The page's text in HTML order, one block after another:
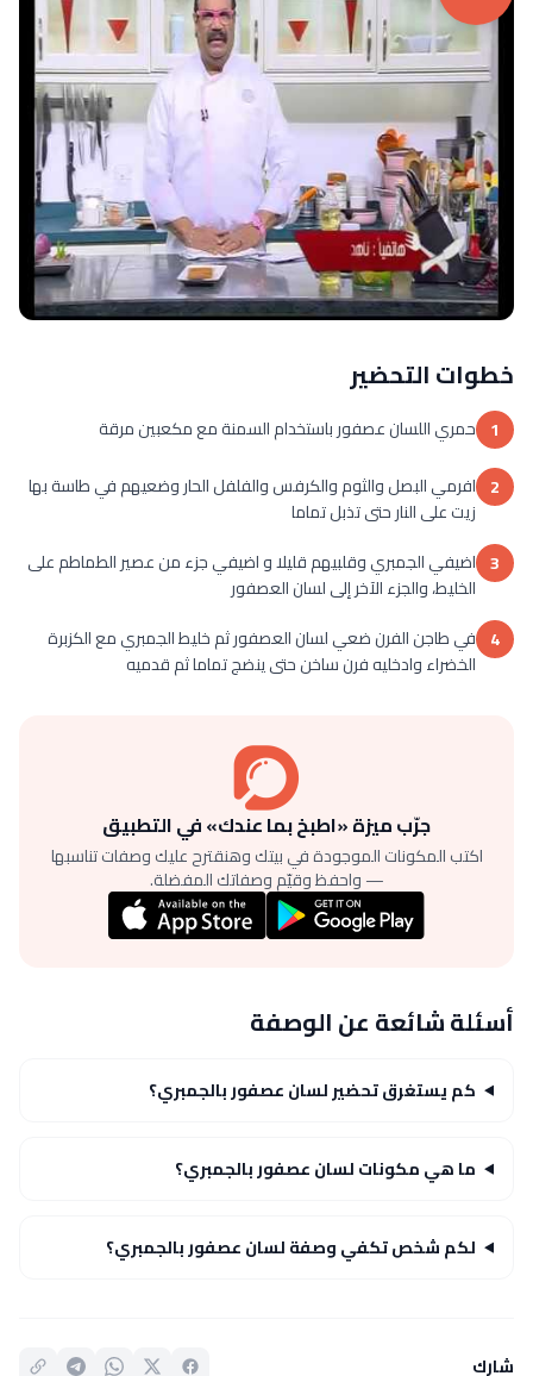
خطوات التحضير
1 حمري اللسان عصفور باستخدام السمنة مع مكعبين مرقة
2 افرمي البصل والثوم والكرفس والفلفل الحار وضعيهم في طاسة بها
زيت على النار حتى تذبل تماما
3 اضيفي الجمبري وقلبيهم قليلا و اضيفي جزء من عصير الطماطم على
الخليط، والجزء الآخر إلى لسان العصفور
4 في طاجن الفرن ضعي لسان العصفور ثم خليط الجمبري مع الكزبرة
الخضراء وادخليه فرن ساخن حتى ينضج تماما ثم قدميه
جرّب ميزة «اطبخ بما عندك» في التطبيق
اكتب المكونات الموجودة في بيتك وهنقترح عليك وصفات تناسبها
— واحفظ وقيّم وصفاتك المفضلة.
أسئلة شائعة عن الوصفة
كم يستغرق تحضير لسان عصفور بالجمبري؟
ما هي مكونات لسان عصفور بالجمبري؟
لكم شخص تكفي وصفة لسان عصفور بالجمبري؟
شارك